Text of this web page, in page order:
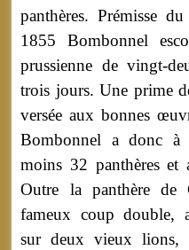
panthères. Prémisse
1855 Bombonnel
prussienne de vingt-
trois jours. Une prime
versée aux bonnes
Bombonnel a donc à
moins 32 panthères et
Outre la panthère
fameux coup double,
sur deux vieux lions,